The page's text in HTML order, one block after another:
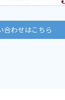
合わせはこちら